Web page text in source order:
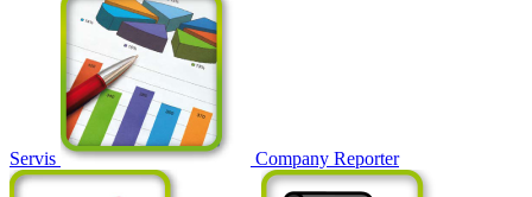
Servis Company Reporter